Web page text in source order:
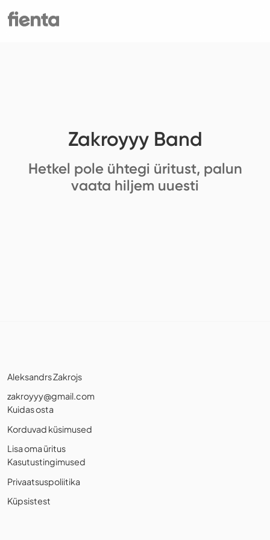
Zakroyyy Band
Hetkel pole ühtegi üritust, palun
vaata hiljem uuesti
Aleksandrs Zakrojs
zakroyyy@gmail.com
Kuidas osta
Korduvad küsimused
Lisa oma üritus
Kasutustingimused
Privaatsuspoliitika
Küpsistest